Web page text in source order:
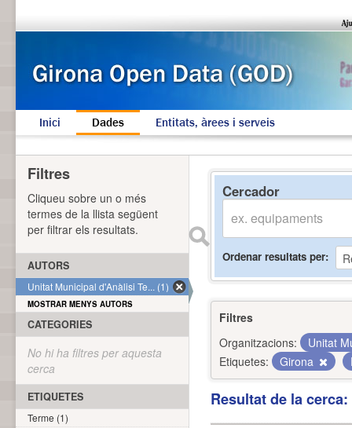
Inici Dades Entitats, àrees i serveis
Cercador
Ordenar resultats per
Filtres
Organitzacions:
Unitat
Etiquetes:
Girona
Resultat de la
Filtres
Cliqueu sobre un o més
termes de la llista següent
per filtrar els resultats.
AUTORS
Unitat Municipal d'Anàlisi Te... (1)
MOSTRAR MENYS AUTORS
CATEGORIES
No hi ha filtres per aquesta
cerca
ETIQUETES
Terme (1)